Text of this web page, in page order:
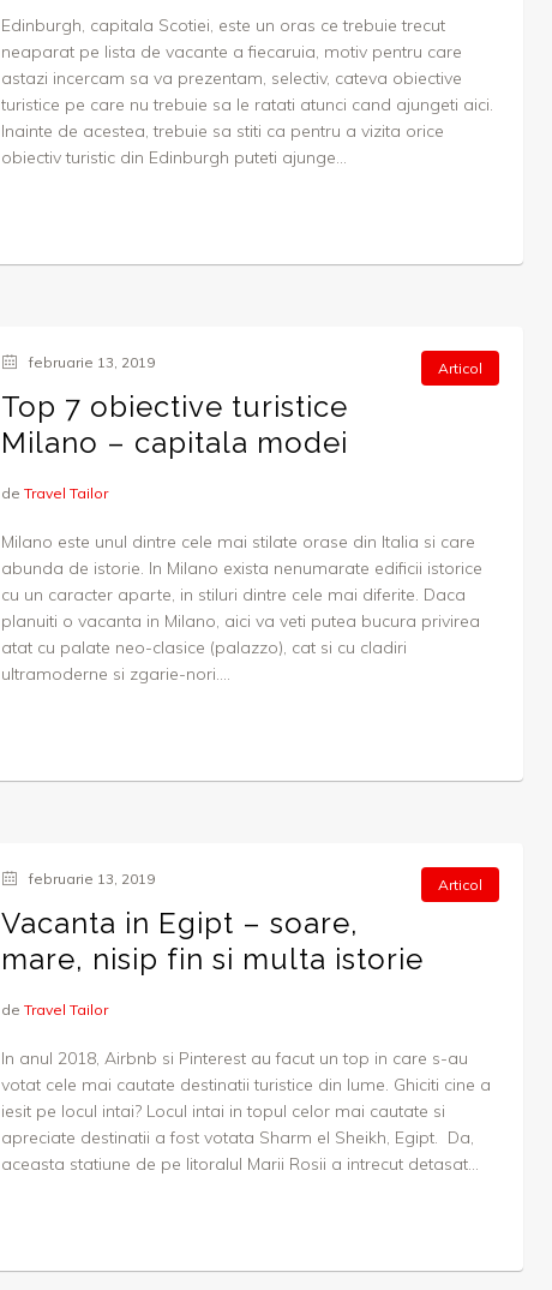
Edinburgh, capitala Scotiei, este un oras ce trebuie trecut
neaparat pe lista de vacante a fiecaruia, motiv pentru care
astazi incercam sa va prezentam, selectiv, cateva obiective
turistice pe care nu trebuie sa le ratati atunci cand ajungeti aici.
Inainte de acestea, trebuie sa stiti ca pentru a vizita orice
obiectiv turistic din Edinburgh puteti ajunge...
Articol
februarie 13, 2019
Top 7 obiective turistice
Milano – capitala modei
deTravel Tailor
Milano este unul dintre cele mai stilate orase din Italia si care
abunda de istorie. In Milano exista nenumarate edificii istorice
cu un caracter aparte, in stiluri dintre cele mai diferite. Daca
planuiti o vacanta in Milano, aici va veti putea bucura privirea
atat cu palate neo-clasice (palazzo), cat si cu cladiri
ultramoderne si zgarie-nori....
Articol
februarie 13, 2019
Vacanta in Egipt – soare,
mare, nisip fin si multa istorie
deTravel Tailor
In anul 2018, Airbnb si Pinterest au facut un top in care s-au
votat cele mai cautate destinatii turistice din lume. Ghiciti cine a
iesit pe locul intai? Locul intai in topul celor mai cautate si
apreciate destinatii a fost votata Sharm el Sheikh, Egipt. Da,
aceasta statiune de pe litoralul Marii Rosii a intrecut detasat...